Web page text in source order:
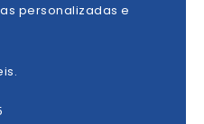
personalizadas e